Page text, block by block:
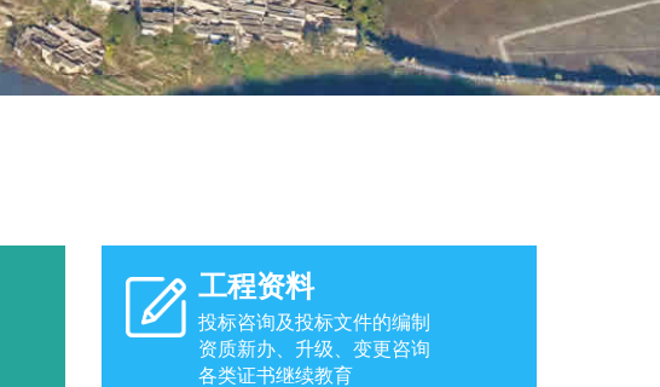
工程资料
投标咨询及投标文件的编制
资质新办、升级、变更咨询
各类证书继续教育